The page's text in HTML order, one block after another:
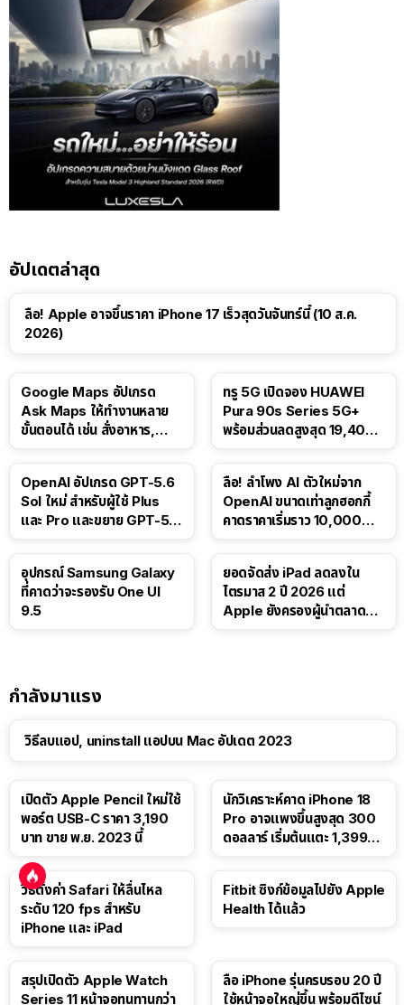
อัปเดตล่าสุด
ลือ! Apple อาจขึ้นราคา iPhone 17 เร็วสุดวันจันทร์นี้ (10 ส.ค.
2026)
Google Maps อัปเกรด
Ask Maps ให้ทำงานหลาย
ขั้นตอนได้ เช่น สั่งอาหาร,
ทรู 5G เปิดจอง HUAWEI
Pura 90s Series 5G+
พร้อมส่วนลดสูงสุด 19,400
OpenAI อัปเกรด GPT-5.6
Sol ใหม่ สำหรับผู้ใช้ Plus
และ Pro และขยาย GPT-5.6
ลือ! ลำโพง AI ตัวใหม่จาก
OpenAI ขนาดเท่าลูกฮอกกี้
คาดราคาเริ่มราว 10,000
อุปกรณ์ Samsung Galaxy
ที่คาดว่าจะรองรับ One UI
9.5
ยอดจัดส่ง iPad ลดลงใน
ไตรมาส 2 ปี 2026 แต่
Apple ยังครองผู้นำตลาด
กำลังมาแรง
วิธีลบแอป, uninstall แอปบน Mac อัปเดต 2023
เปิดตัว Apple Pencil ใหม่ใช้
พอร์ต USB-C ราคา 3,190
บาท ขาย พ.ย. 2023 นี้
นักวิเคราะห์คาด iPhone 18
Pro อาจแพงขึ้นสูงสุด 300
ดอลลาร์ เริ่มต้นแตะ 1,399
วิธีตั้งค่า Safari ให้ลื่นไหล
ระดับ 120 fps สำหรับ
iPhone และ iPad
Fitbit ซิงก์ข้อมูลไปยัง Apple
Health ได้แล้ว
สรุปเปิดตัว Apple Watch
Series 11 หน้าจอทนทานกว่า
ลือ iPhone รุ่นครบรอบ 20 ปี
ใช้หน้าจอใหญ่ขึ้น พร้อมดีไซน์